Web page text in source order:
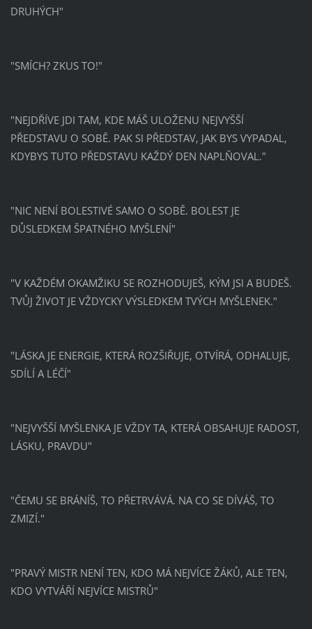
DRUHÝCH"
"SMÍCH? ZKUS TO!"
"NEJDŘÍVE JDI TAM, KDE MÁŠ ULOŽENU NEJVYŠŠÍ
PŘEDSTAVU O SOBĚ. PAK SI PŘEDSTAV, JAK BYS VYPADAL,
KDYBYS TUTO PŘEDSTAVU KAŽDÝ DEN NAPLŇOVAL."
"NIC NENÍ BOLESTIVÉ SAMO O SOBĚ. BOLEST JE
DŮSLEDKEM ŠPATNÉHO MYŠLENÍ"
"V KAŽDÉM OKAMŽIKU SE ROZHODUJEŠ, KÝM JSI A BUDEŠ.
TVŮJ ŽIVOT JE VŽDYCKY VÝSLEDKEM TVÝCH MYŠLENEK."
"LÁSKA JE ENERGIE, KTERÁ ROZŠIŘUJE, OTVÍRÁ, ODHALUJE,
SDÍLÍ A LÉČÍ"
"NEJVYŠŠÍ MYŠLENKA JE VŽDY TA, KTERÁ OBSAHUJE RADOST,
LÁSKU, PRAVDU"
"ČEMU SE BRÁNÍŠ, TO PŘETRVÁVÁ. NA CO SE DÍVÁŠ, TO
ZMIZÍ."
"PRAVÝ MISTR NENÍ TEN, KDO MÁ NEJVÍCE ŽÁKŮ, ALE TEN,
KDO VYTVÁŘÍ NEJVÍCE MISTRŮ"